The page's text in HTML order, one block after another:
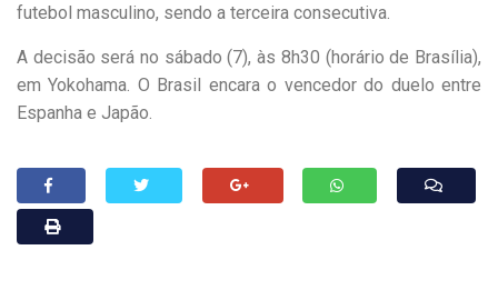
futebol masculino, sendo a terceira consecutiva.
A decisão será no sábado (7), às 8h30 (horário de Brasília),
em Yokohama. O Brasil encara o vencedor do duelo entre
Espanha e Japão.